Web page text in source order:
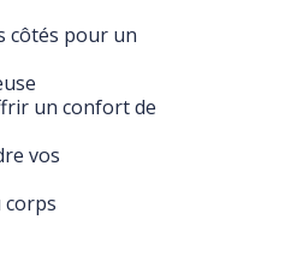
côtés pour un
un confort de
vos
corps